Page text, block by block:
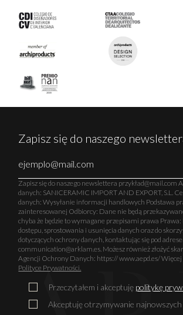
Zapisz się do naszego
Zapisz się do naszego newslettera przykład@mail.com
danych: SANICERAMIC IMPORT AND EXPORT, S.L.
danych: Wysyłanie informacji handlowych Podstawa
zainteresowanej Odbiorcy: Dane nie będą
chyba że będzie to wymagane przepisami prawa Prawa:
dostępu, sprostowania i usunięcia danych oraz do
dotyczących ochrony danych, kontaktując się pod
communication@arklam.es. Możesz również złożyć
Agencji Ochrony Danych: https:// www.aepd.es/
Polityce Prywatności.
Przeczytałem i akceptuję politykę
Akceptuję otrzymywanie najnowszych